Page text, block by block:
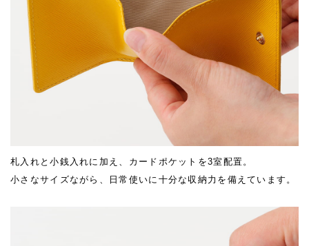
札入れと小銭入れに加え、カードポケットを3室配置。
小さなサイズながら、日常使いに十分な収納力を備えています。